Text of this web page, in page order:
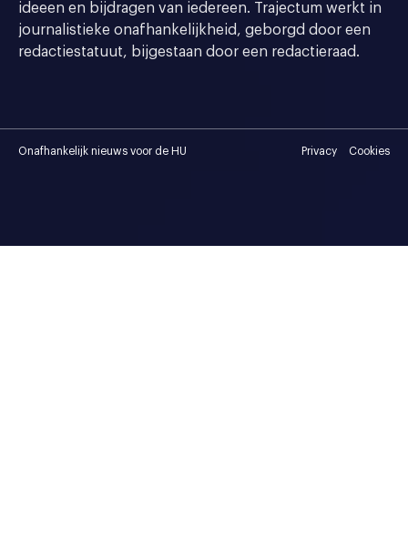
ideeen en bijdragen van iedereen. Trajectum werkt in
journalistieke onafhankelijkheid, geborgd door een
redactiestatuut, bijgestaan door een redactieraad.
Onafhankelijk nieuws voor de HU Privacy Cookies